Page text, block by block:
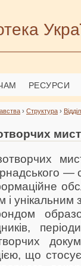
РЕСУРСИ
› Структура ›
—
і
що